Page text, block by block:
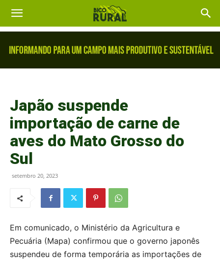
Japão suspende
importação de carne de
aves do Mato Grosso do
Sul
setembro 20, 2023
Em comunicado, o Ministério da Agricultura e
Pecuária (Mapa) confirmou que o governo japonês
suspendeu de forma temporária as importações de